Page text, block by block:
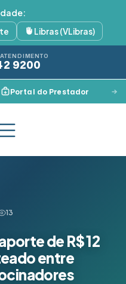
Libras (VLibras)
9200
Portal do Prestador
13
de R$ 12
entre